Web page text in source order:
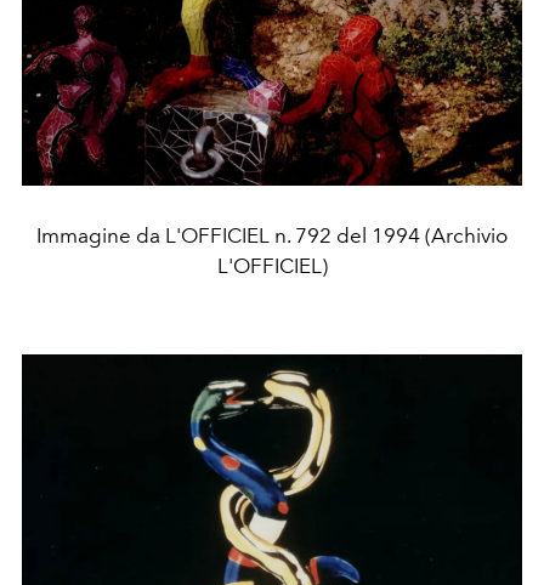
Immagine da L'OFFICIEL n. 792 del 1994 (Archivio
L'OFFICIEL)